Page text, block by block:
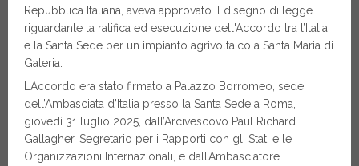
Repubblica Italiana, aveva approvato il disegno di legge
riguardante la ratifica ed esecuzione dell'Accordo tra l’Italia
e la Santa Sede per un impianto agrivoltaico a Santa Maria di
Galeria.
L’Accordo era stato firmato a Palazzo Borromeo, sede
dell’Ambasciata d’Italia presso la Santa Sede a Roma,
giovedì 31 luglio 2025, dall’Arcivescovo Paul Richard
Gallagher, Segretario per i Rapporti con gli Stati e le
Organizzazioni Internazionali, e dall’Ambasciatore